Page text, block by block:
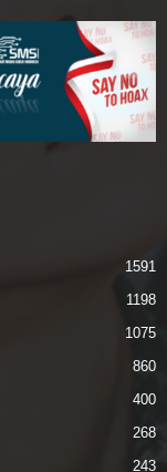
1591
1198
1075
860
400
268
243